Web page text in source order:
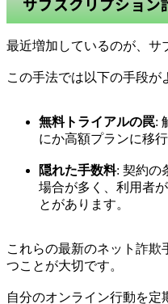
最近増加しているのが、サ
この手法では以下の手段が
無料トライアルの罠:
にか高額プランに移
隠れた手数料: 契約の
場合が多く、利用者
とがあります。
これらの最新のネット詐
つことが大切です。
自分のオンライン行動を定